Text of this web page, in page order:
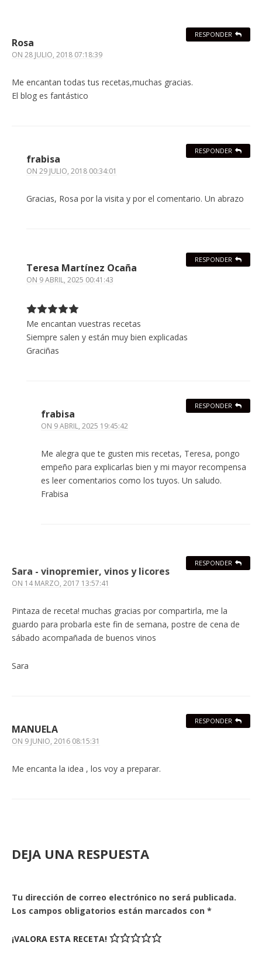
Rosa
ON 28 JULIO, 2018 07:18:39
Me encantan todas tus recetas,muchas gracias.
El blog es fantástico
RESPONDER
frabisa
ON 29 JULIO, 2018 00:34:01
Gracias, Rosa por la visita y por el comentario. Un abrazo
RESPONDER
Teresa Martínez Ocaña
ON 9 ABRIL, 2025 00:41:43
Me encantan vuestras recetas
Siempre salen y están muy bien explicadas
Graciñas
RESPONDER
frabisa
ON 9 ABRIL, 2025 19:45:42
Me alegra que te gusten mis recetas, Teresa, pongo
empeño para explicarlas bien y mi mayor recompensa
es leer comentarios como los tuyos. Un saludo.
Frabisa
RESPONDER
Sara - vinopremier, vinos y licores
ON 14 MARZO, 2017 13:57:41
Pintaza de receta! muchas gracias por compartirla, me la
guardo para probarla este fin de semana, postre de cena de
sábado acompañada de buenos vinos
Sara
RESPONDER
MANUELA
ON 9 JUNIO, 2016 08:15:31
Me encanta la idea , los voy a preparar.
RESPONDER
DEJA UNA RESPUESTA
Tu dirección de correo electrónico no será publicada.
Los campos obligatorios están marcados con *
¡VALORA ESTA RECETA!